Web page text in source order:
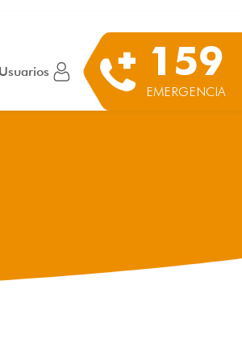
Usuarios 159
EMERGENCIA